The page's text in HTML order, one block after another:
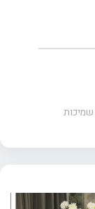
שמיכות